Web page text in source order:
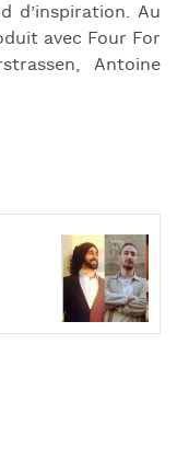
d’inspiration. Au
avec Four For
Antoine